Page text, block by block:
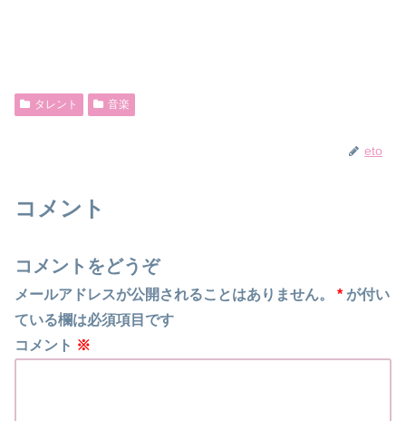
タレント 音楽
eto
コメント
コメントをどうぞ
メールアドレスが公開されることはありません。 * が付い
ている欄は必須項目です
コメント ※